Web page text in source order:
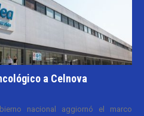
a Celnova
nacional aggiornó el marco